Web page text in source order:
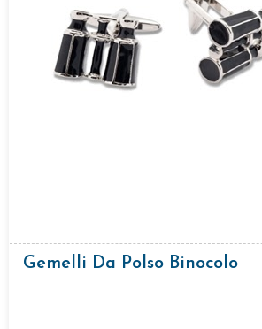
Gemelli Da Polso Binocolo